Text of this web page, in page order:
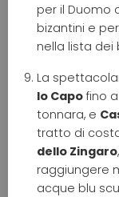
per il Duomo
bizantini e
nella lista dei
La
lo Capofino a
tonnara, e
tratto di
dello Zingaro
raggiungere
acque blu